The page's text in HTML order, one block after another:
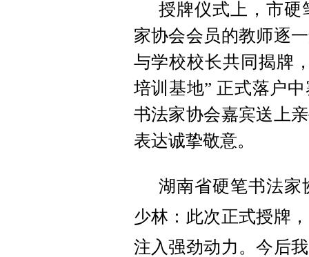
授牌仪式上，市硬
家协会会员的教师逐
与学校校长共同揭牌
培训基地” 正式落户
书法家协会嘉宾送上
表达诚挚敬意。
湖南省硬笔书法家
少林 ： 此次正式授牌
注入强劲动力。今后